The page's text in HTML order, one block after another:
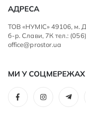
АДРЕСА
ТОВ «НУМІС» 49106, м.
б-р. Слави, 7К тел.:
office@prostor.ua
МИ У СОЦМЕРЕЖАХ